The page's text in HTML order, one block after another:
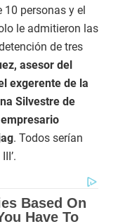
personas y el
le admitieron las
de tres
asesor del
exgerente de la
Silvestre de
. Todos serían